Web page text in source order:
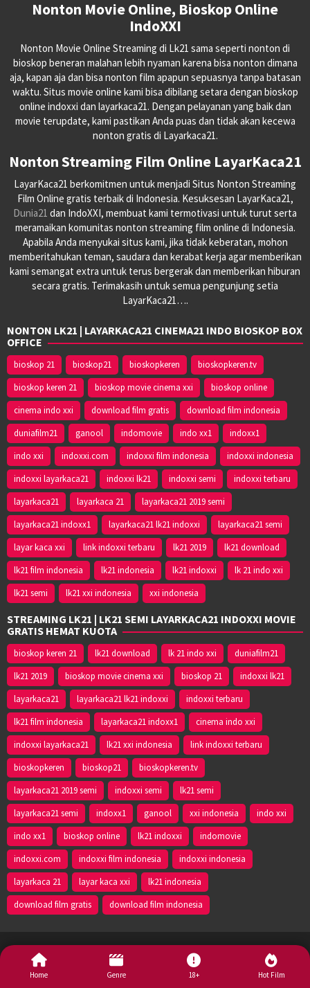
Nonton Movie Online, Bioskop Online
IndoXXI
Nonton Movie Online Streaming di Lk21 sama seperti nonton di
bioskop beneran malahan lebih nyaman karena bisa nonton dimana
aja, kapan aja dan bisa nonton film apapun sepuasnya tanpa batasan
waktu. Situs movie online kami bisa dibilang setara dengan bioskop
online indoxxi dan layarkaca21. Dengan pelayanan yang baik dan
movie terupdate, kami pastikan Anda puas dan tidak akan kecewa
nonton gratis di Layarkaca21.
Nonton Streaming Film Online LayarKaca21
LayarKaca21 berkomitmen untuk menjadi Situs Nonton Streaming
Film Online gratis terbaik di Indonesia. Kesuksesan LayarKaca21,
Dunia21 dan IndoXXI, membuat kami termotivasi untuk turut serta
meramaikan komunitas nonton streaming film online di Indonesia.
Apabila Anda menyukai situs kami, jika tidak keberatan, mohon
memberitahukan teman, saudara dan kerabat kerja agar memberikan
kami semangat extra untuk terus bergerak dan memberikan hiburan
secara gratis. Terimakasih untuk semua pengunjung setia
LayarKaca21….
NONTON LK21 | LAYARKACA21 CINEMA21 INDO BIOSKOP BOX
OFFICE
bioskop 21 bioskop21 bioskopkeren
bioskopkeren.tv
bioskop keren 21
bioskop movie cinema xxi
bioskop online
cinema indo xxi
download film gratis
download film indonesia
duniafilm21
ganool indomovie indo xx1
indoxx1
indo xxi
indoxxi.com indoxxi film indonesia
indoxxi indonesia
indoxxi layarkaca21
indoxxi lk21 indoxxi semi
indoxxi terbaru
layarkaca21
layarkaca 21
layarkaca21 2019 semi
layarkaca21 indoxx1
layarkaca21 lk21 indoxxi
layarkaca21 semi
layar kaca xxi
link indoxxi terbaru lk21 2019
lk21 download
lk21 film indonesia
lk21 indonesia lk21 indoxxi
lk 21 indo xxi
lk21 semi
lk21 xxi indonesia xxi indonesia
STREAMING LK21 | LK21 SEMI LAYARKACA21 INDOXXI MOVIE
GRATIS HEMAT KUOTA
bioskop keren 21 lk21 download lk 21 indo xxi
duniafilm21
lk21 2019
bioskop movie cinema xxi bioskop 21
indoxxi lk21
layarkaca21
layarkaca21 lk21 indoxxi
indoxxi terbaru
lk21 film indonesia
layarkaca21 indoxx1
cinema indo xxi
indoxxi layarkaca21
lk21 xxi indonesia
link indoxxi terbaru
bioskopkeren
bioskop21
bioskopkeren.tv
layarkaca21 2019 semi
indoxxi semi
lk21 semi
layarkaca21 semi
indoxx1 ganool xxi indonesia
indo xxi
indo xx1
bioskop online lk21 indoxxi
indomovie
indoxxi.com
indoxxi film indonesia
indoxxi indonesia
layarkaca 21
layar kaca xxi
lk21 indonesia
download film gratis
download film indonesia
Home Genre 18+ Hot Film